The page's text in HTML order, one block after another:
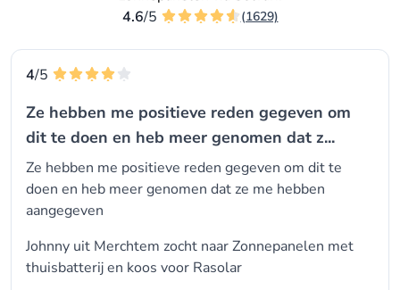
4.6/5 (1629)
4/5
Ze hebben me positieve reden gegeven om
dit te doen en heb meer genomen dat z...
Ze hebben me positieve reden gegeven om dit te
doen en heb meer genomen dat ze me hebben
aangegeven
Johnny uit Merchtem zocht naar Zonnepanelen met
thuisbatterij en koos voor Rasolar